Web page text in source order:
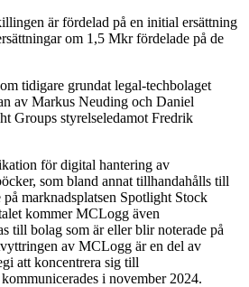
är fördelad på en initial ersättning
om 1,5 Mkr fördelade på de
tidigare grundat legal-techbolaget
av Markus Neuding och Daniel
Groups styrelseledamot Fredrik
för digital hantering av
som bland annat tillhandahålls till
marknadsplatsen Spotlight Stock
kommer MCLogg även
till bolag som är eller blir noterade på
av MCLogg är en del av
att koncentrera sig till
i november 2024.